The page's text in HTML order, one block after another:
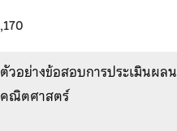
ดเมื่อ:
ตัวอย่างข้อสอบการประเมินผล
คณิตศาสตร์